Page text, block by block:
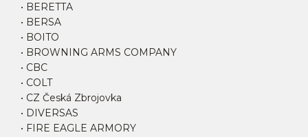
• BERETTA
• BERSA
• BOITO
• BROWNING ARMS COMPANY
• CBC
• COLT
• CZ Česká Zbrojovka
• DIVERSAS
• FIRE EAGLE ARMORY